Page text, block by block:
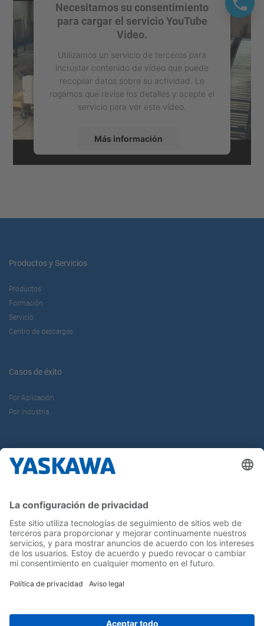
Necesitamos su consentimiento
para cargar el servicio YouTube
Video.
Utilizamos un servicio de terceros para
incrustar contenido de vídeo que puede
recopilar datos sobre su actividad. Le
rogamos que revise los detalles y acepte el
servicio para ver este vídeo.
Más información
Productos y Servicios
Productos
Formación
Servicio
Centro de descargas
Casos de éxito
Por Aplicación
Por Industria
Contacto
¡Síguenos!